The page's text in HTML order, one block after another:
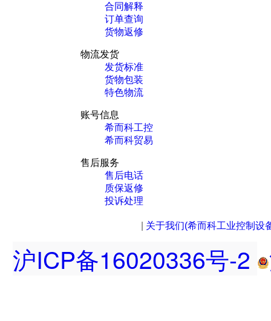
合同解释
订单查询
货物返修
物流发货
发货标准
货物包装
特色物流
账号信息
希而科工控
希而科贸易
售后服务
售后电话
质保返修
投诉处理
关于我们(希而科工业控制设
沪ICP备16020336号-2